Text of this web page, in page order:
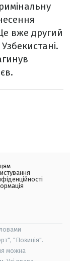
вже другий
"Позиція".
можна